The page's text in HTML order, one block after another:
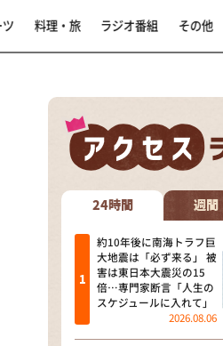
なるみ・岡村の
相席食堂
これ余談なん
～人生密着ト
～ やすともの
探偵！ナイト
料理・旅 ラジオ番組 その他
24時間 週間
約10年後に南海トラフ巨
大地震は「必ず来る」 被
害は東日本大震災の15
倍…専門家断言「人生の
スケジュールに入れて」
2026.08.06